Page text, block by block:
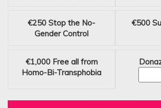
€250 Stop the No-
Gender Control
€500
€1,000 Free all from
Homo-Bi-Transphobia